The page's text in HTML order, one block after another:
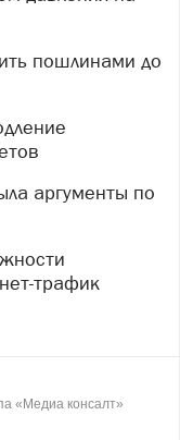
трафик
«Медиа консалт»